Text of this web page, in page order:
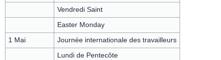
Vendredi Saint
Easter Monday
1 Mai Journée internationale des travailleurs
Lundi de Pentecôte